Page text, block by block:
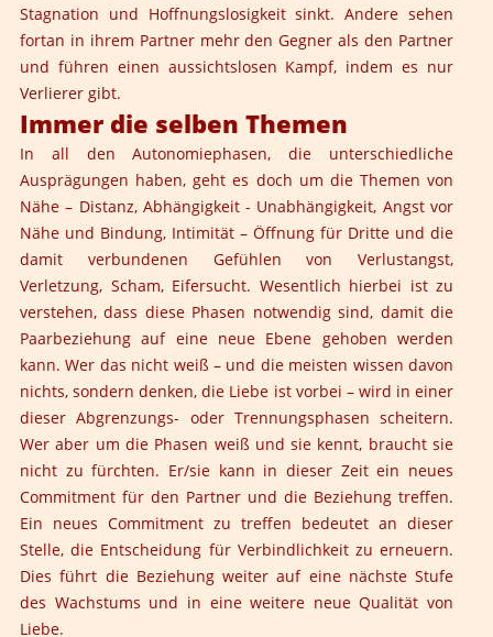
Stagnation und Hoffnungslosigkeit sinkt. Andere sehen
fortan in ihrem Partner mehr den Gegner als den Partner
und führen einen aussichtslosen Kampf, indem es nur
Verlierer gibt.
Immer die selben Themen
In all den Autonomiephasen, die unterschiedliche
Ausprägungen haben, geht es doch um die Themen von
Nähe – Distanz, Abhängigkeit - Unabhängigkeit, Angst vor
Nähe und Bindung, Intimität – Öffnung für Dritte und die
damit verbundenen Gefühlen von Verlustangst,
Verletzung, Scham, Eifersucht. Wesentlich hierbei ist zu
verstehen, dass diese Phasen notwendig sind, damit die
Paarbeziehung auf eine neue Ebene gehoben werden
kann. Wer das nicht weiß – und die meisten wissen davon
nichts, sondern denken, die Liebe ist vorbei – wird in einer
dieser Abgrenzungs- oder Trennungsphasen scheitern.
Wer aber um die Phasen weiß und sie kennt, braucht sie
nicht zu fürchten. Er/sie kann in dieser Zeit ein neues
Commitment für den Partner und die Beziehung treffen.
Ein neues Commitment zu treffen bedeutet an dieser
Stelle, die Entscheidung für Verbindlichkeit zu erneuern.
Dies führt die Beziehung weiter auf eine nächste Stufe
des Wachstums und in eine weitere neue Qualität von
Liebe.